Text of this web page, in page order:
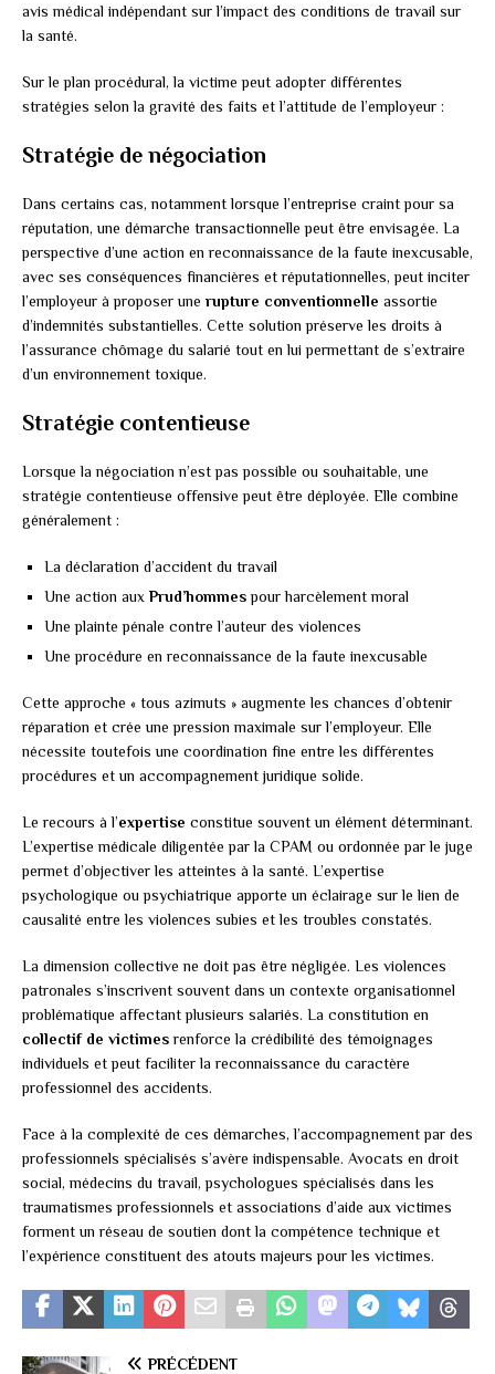
avis médical indépendant sur l’impact des conditions de travail sur
la santé.
Sur le plan procédural, la victime peut adopter différentes
stratégies selon la gravité des faits et l’attitude de l’employeur :
Stratégie de négociation
Dans certains cas, notamment lorsque l’entreprise craint pour sa
réputation, une démarche transactionnelle peut être envisagée. La
perspective d’une action en reconnaissance de la faute inexcusable,
avec ses conséquences financières et réputationnelles, peut inciter
l’employeur à proposer une rupture conventionnelle assortie
d’indemnités substantielles. Cette solution préserve les droits à
l’assurance chômage du salarié tout en lui permettant de s’extraire
d’un environnement toxique.
Stratégie contentieuse
Lorsque la négociation n’est pas possible ou souhaitable, une
stratégie contentieuse offensive peut être déployée. Elle combine
généralement :
La déclaration d’accident du travail
Une action auxPrud’hommespour harcèlement moral
Une plainte pénale contre l’auteur des violences
Une procédure en reconnaissance de la faute inexcusable
Cette approche « tous azimuts » augmente les chances d’obtenir
réparation et crée une pression maximale sur l’employeur. Elle
nécessite toutefois une coordination fine entre les différentes
procédures et un accompagnement juridique solide.
Le recours à l’expertise constitue souvent un élément déterminant.
L’expertise médicale diligentée par la CPAM ou ordonnée par le juge
permet d’objectiver les atteintes à la santé. L’expertise
psychologique ou psychiatrique apporte un éclairage sur le lien de
causalité entre les violences subies et les troubles constatés.
La dimension collective ne doit pas être négligée. Les violences
patronales s’inscrivent souvent dans un contexte organisationnel
problématique affectant plusieurs salariés. La constitution en
collectif de victimesrenforce la crédibilité des témoignages
individuels et peut faciliter la reconnaissance du caractère
professionnel des accidents.
Face à la complexité de ces démarches, l’accompagnement par des
professionnels spécialisés s’avère indispensable. Avocats en droit
social, médecins du travail, psychologues spécialisés dans les
traumatismes professionnels et associations d’aide aux victimes
forment un réseau de soutien dont la compétence technique et
l’expérience constituent des atouts majeurs pour les victimes.
PRÉCÉDENT